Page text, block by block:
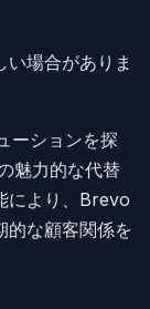
場合がありま
ーションを探
魅力的な代替
により、Brevo
的な顧客関係を